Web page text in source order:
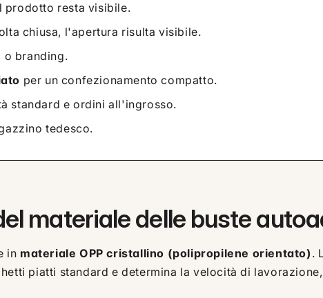
prodotto resta visibile.
chiusa, l'apertura risulta visibile.
o branding.
per un confezionamento compatto.
standard e ordini all'ingrosso.
tedesco.
materiale delle buste
in materiale OPP cristallino (polipropilene orientato) .
piatti standard e determina la velocità di